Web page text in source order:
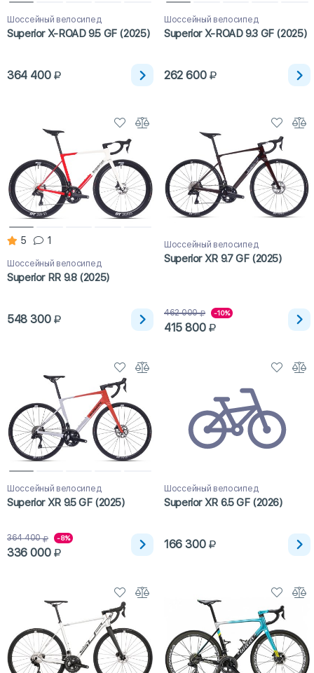
Шоссейный велосипед
Superior X-ROAD 9.5 GF (2025)
364 400
Шоссейный велосипед
Superior X-ROAD 9.3 GF (2025)
262 600
5 1
Шоссейный велосипед
Superior RR 9.8 (2025)
548 300
Шоссейный велосипед
Superior XR 9.7 GF (2025)
462 000 -10%
415 800
Шоссейный велосипед
Superior XR 9.5 GF (2025)
364 400 -8%
336 000
Шоссейный велосипед
Superior XR 6.5 GF (2026)
166 300